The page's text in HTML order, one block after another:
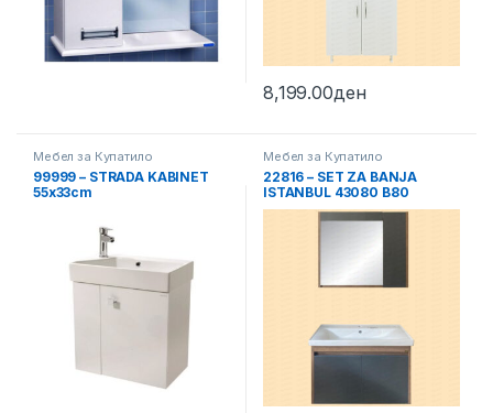
8,199.00ден
Мебел за Купатило
99999 – STRADA KABINET
55х33cm
Мебел за Купатило
22816 – SET ZA BANJA
ISTANBUL 43080 B80
ANTRACIT